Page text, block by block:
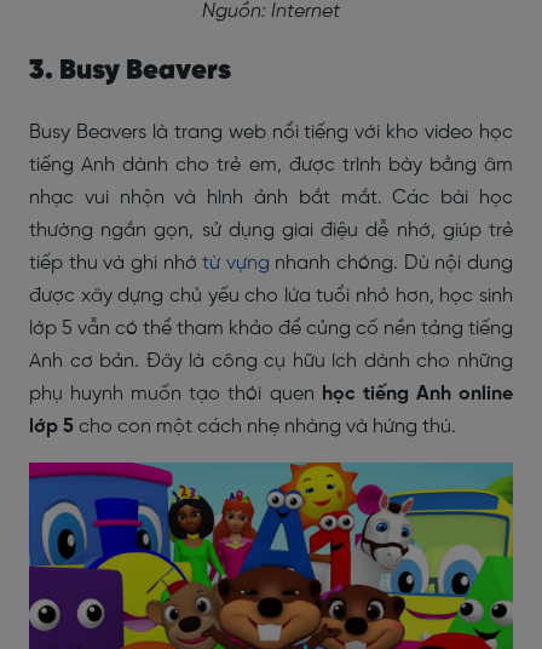
Nguồn: Internet
3. Busy Beavers
Busy Beavers là trang web nổi tiếng với kho video học
tiếng Anh dành cho trẻ em, được trình bày bằng âm
nhạc vui nhộn và hình ảnh bắt mắt. Các bài học
thường ngắn gọn, sử dụng giai điệu dễ nhớ, giúp trẻ
tiếp thu và ghi nhớtừ vựng nhanh chóng. Dù nội dung
được xây dựng chủ yếu cho lứa tuổi nhỏ hơn, học sinh
lớp 5 vẫn có thể tham khảo để củng cố nền tảng tiếng
Anh cơ bản. Đây là công cụ hữu ích dành cho những
phụ huynh muốn tạo thói quen học tiếng Anh online
lớp 5 cho con một cách nhẹ nhàng và hứng thú.